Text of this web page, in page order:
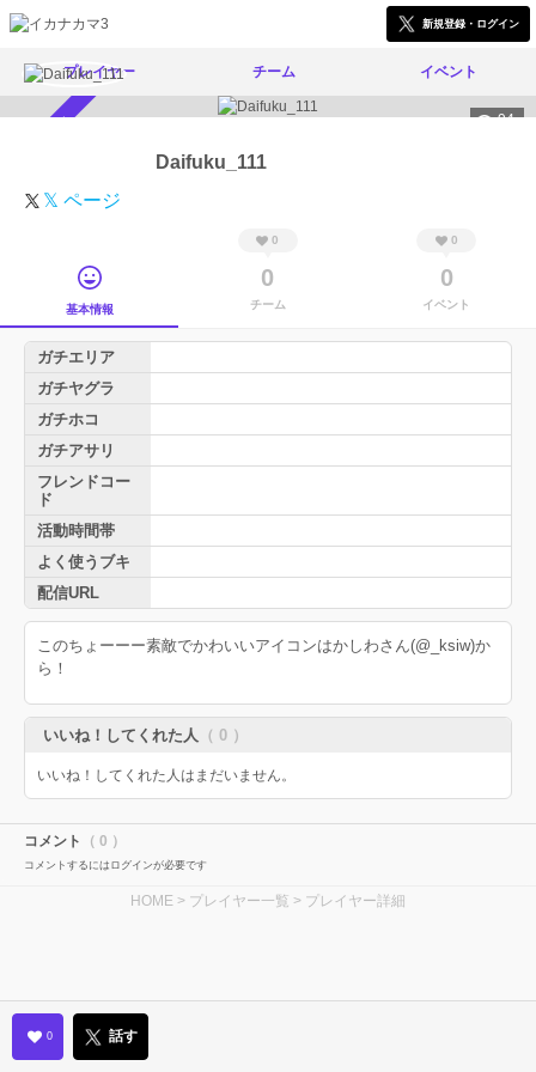
新規登録・ログイン
プレイヤー チーム イベント
94
Daifuku_111
𝕏 ページ
基本情報
0
0
チーム
0
0
イベント
ガチエリア
ガチヤグラ
ガチホコ
ガチアサリ
フレンドコー
ド
活動時間帯
よく使うブキ
配信URL
このちょーーー素敵でかわいいアイコンはかしわさん(@_ksiw)か
ら！
いいね！してくれた人 （ 0 ）
いいね！してくれた人はまだいません。
コメント （ 0 ）
コメントするにはログインが必要です
HOME > プレイヤー一覧 > プレイヤー詳細
0 話す